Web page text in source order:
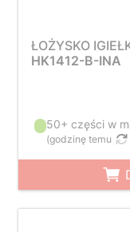
ŁOŻYSKO
HK1412-B-INA
50+ części w
(godzinę temu